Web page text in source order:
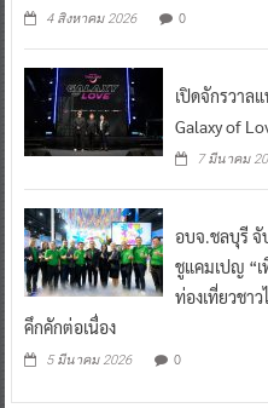
4 สิงหาคม 2026 0
เปิดจักรวาล
Galaxy of
7 มีนาคม
อบจ.ชลบุรี จั
ชูแคมเปญ “
ท่องเที่ยวชา
คึกคักต่อเนื่อง
5 มีนาคม 2026 0